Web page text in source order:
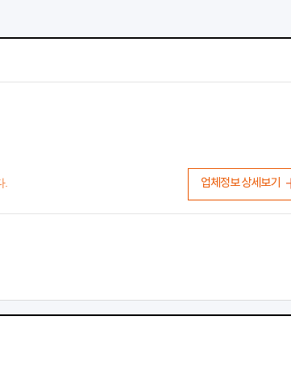
. 업체정보 상세보기